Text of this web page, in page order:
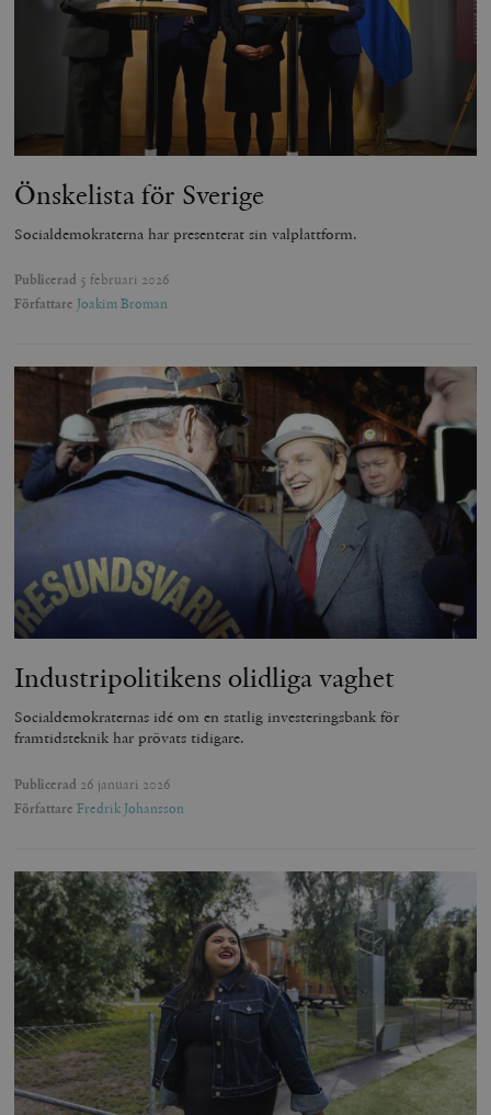
Önskelista för Sverige
Socialdemokraterna har presenterat sin valplattform.
Publicerad 5 februari 2026
Författare Joakim Broman
Industripolitikens olidliga vaghet
Socialdemokraternas idé om en statlig investeringsbank för
framtidsteknik har prövats tidigare.
Publicerad 26 januari 2026
Författare Fredrik Johansson